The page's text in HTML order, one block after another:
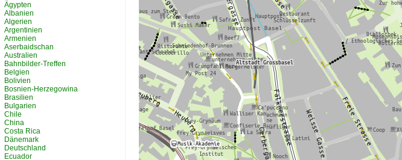
Ägypten
Albanien
Algerien
Argentinien
Armenien
Aserbaidschan
Australien
Bahnbilder-Treffen
Belgien
Bolivien
Bosnien-Herzegowina
Brasilien
Bulgarien
Chile
China
Costa Rica
Dänemark
Deutschland
Ecuador